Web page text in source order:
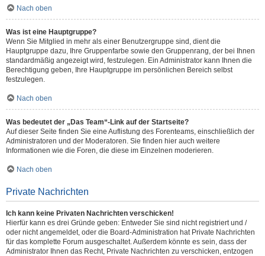
Nach oben
Was ist eine Hauptgruppe?
Wenn Sie Mitglied in mehr als einer Benutzergruppe sind, dient die
Hauptgruppe dazu, Ihre Gruppenfarbe sowie den Gruppenrang, der bei Ihnen
standardmäßig angezeigt wird, festzulegen. Ein Administrator kann Ihnen die
Berechtigung geben, Ihre Hauptgruppe im persönlichen Bereich selbst
festzulegen.
Nach oben
Was bedeutet der „Das Team“-Link auf der Startseite?
Auf dieser Seite finden Sie eine Auflistung des Forenteams, einschließlich der
Administratoren und der Moderatoren. Sie finden hier auch weitere
Informationen wie die Foren, die diese im Einzelnen moderieren.
Nach oben
Private Nachrichten
Ich kann keine Privaten Nachrichten verschicken!
Hierfür kann es drei Gründe geben: Entweder Sie sind nicht registriert und /
oder nicht angemeldet, oder die Board-Administration hat Private Nachrichten
für das komplette Forum ausgeschaltet. Außerdem könnte es sein, dass der
Administrator Ihnen das Recht, Private Nachrichten zu verschicken, entzogen